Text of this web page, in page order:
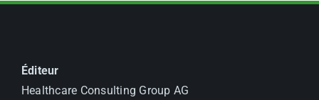
Éditeur
Healthcare Consulting Group AG